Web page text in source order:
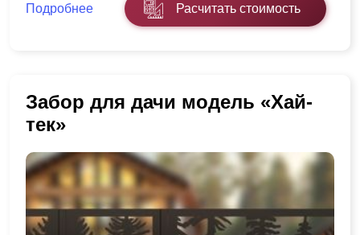
Подробнее Расчитать стоимость
Забор для дачи модель «Хай-
тек»